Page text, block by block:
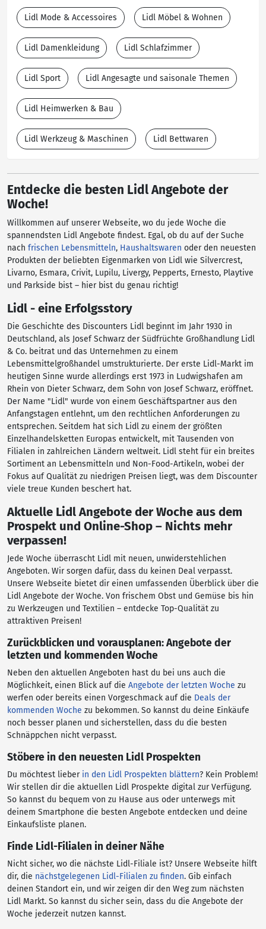
Lidl Mode & Accessoires Lidl Möbel & Wohnen
Lidl Damenkleidung Lidl Schlafzimmer
Lidl Sport Lidl Angesagte und saisonale Themen
Lidl Heimwerken & Bau
Lidl Werkzeug & Maschinen Lidl Bettwaren
Entdecke die besten Lidl Angebote der
Woche!
Willkommen auf unserer Webseite, wo du jede Woche die
spannendsten Lidl Angebote findest. Egal, ob du auf der Suche
nach frischen Lebensmitteln, Haushaltswaren oder den neuesten
Produkten der beliebten Eigenmarken von Lidl wie Silvercrest,
Livarno, Esmara, Crivit, Lupilu, Livergy, Pepperts, Ernesto, Playtive
und Parkside bist – hier bist du genau richtig!
Lidl - eine Erfolgsstory
Die Geschichte des Discounters Lidl beginnt im Jahr 1930 in
Deutschland, als Josef Schwarz der Südfrüchte Großhandlung Lidl
& Co. beitrat und das Unternehmen zu einem
Lebensmittelgroßhandel umstrukturierte. Der erste Lidl-Markt im
heutigen Sinne wurde allerdings erst 1973 in Ludwigshafen am
Rhein von Dieter Schwarz, dem Sohn von Josef Schwarz, eröffnet.
Der Name "Lidl" wurde von einem Geschäftspartner aus den
Anfangstagen entlehnt, um den rechtlichen Anforderungen zu
entsprechen. Seitdem hat sich Lidl zu einem der größten
Einzelhandelsketten Europas entwickelt, mit Tausenden von
Filialen in zahlreichen Ländern weltweit. Lidl steht für ein breites
Sortiment an Lebensmitteln und Non-Food-Artikeln, wobei der
Fokus auf Qualität zu niedrigen Preisen liegt, was dem Discounter
viele treue Kunden beschert hat.
Aktuelle Lidl Angebote der Woche aus dem
Prospekt und Online-Shop – Nichts mehr
verpassen!
Jede Woche überrascht Lidl mit neuen, unwiderstehlichen
Angeboten. Wir sorgen dafür, dass du keinen Deal verpasst.
Unsere Webseite bietet dir einen umfassenden Überblick über die
Lidl Angebote der Woche. Von frischem Obst und Gemüse bis hin
zu Werkzeugen und Textilien – entdecke Top-Qualität zu
attraktiven Preisen!
Zurückblicken und vorausplanen: Angebote der
letzten und kommenden Woche
Neben den aktuellen Angeboten hast du bei uns auch die
Möglichkeit, einen Blick auf die Angebote der letzten Woche zu
werfen oder bereits einen Vorgeschmack auf die Deals der
kommenden Woche zu bekommen. So kannst du deine Einkäufe
noch besser planen und sicherstellen, dass du die besten
Schnäppchen nicht verpasst.
Stöbere in den neuesten Lidl Prospekten
Du möchtest lieber in den Lidl Prospekten blättern? Kein Problem!
Wir stellen dir die aktuellen Lidl Prospekte digital zur Verfügung.
So kannst du bequem von zu Hause aus oder unterwegs mit
deinem Smartphone die besten Angebote entdecken und deine
Einkaufsliste planen.
Finde Lidl-Filialen in deiner Nähe
Nicht sicher, wo die nächste Lidl-Filiale ist? Unsere Webseite hilft
dir, die nächstgelegenen Lidl-Filialen zu finden. Gib einfach
deinen Standort ein, und wir zeigen dir den Weg zum nächsten
Lidl Markt. So kannst du sicher sein, dass du die Angebote der
Woche jederzeit nutzen kannst.